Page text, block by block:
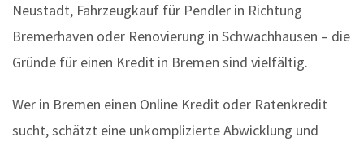
Neustadt, Fahrzeugkauf für Pendler in Richtung
Bremerhaven oder Renovierung in Schwachhausen – die
Gründe für einen Kredit in Bremen sind vielfältig.
Wer in Bremen einen Online Kredit oder Ratenkredit
sucht, schätzt eine unkomplizierte Abwicklung und